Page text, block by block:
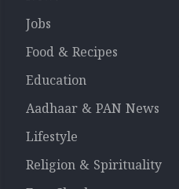
Jobs
Food & Recipes
Education
Aadhaar & PAN News
Lifestyle
Religion & Spirituality